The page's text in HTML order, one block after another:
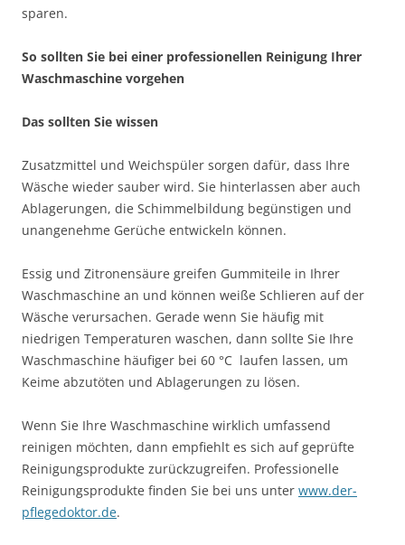
sparen.
So sollten Sie bei einer professionellen Reinigung Ihrer
Waschmaschine vorgehen
Das sollten Sie wissen
Zusatzmittel und Weichspüler sorgen dafür, dass Ihre
Wäsche wieder sauber wird. Sie hinterlassen aber auch
Ablagerungen, die Schimmelbildung begünstigen und
unangenehme Gerüche entwickeln können.
Essig und Zitronensäure greifen Gummiteile in Ihrer
Waschmaschine an und können weiße Schlieren auf der
Wäsche verursachen. Gerade wenn Sie häufig mit
niedrigen Temperaturen waschen, dann sollte Sie Ihre
Waschmaschine häufiger bei 60 °C laufen lassen, um
Keime abzutöten und Ablagerungen zu lösen.
Wenn Sie Ihre Waschmaschine wirklich umfassend
reinigen möchten, dann empfiehlt es sich auf geprüfte
Reinigungsprodukte zurückzugreifen. Professionelle
Reinigungsprodukte finden Sie bei uns unter www.der-
pflegedoktor.de.